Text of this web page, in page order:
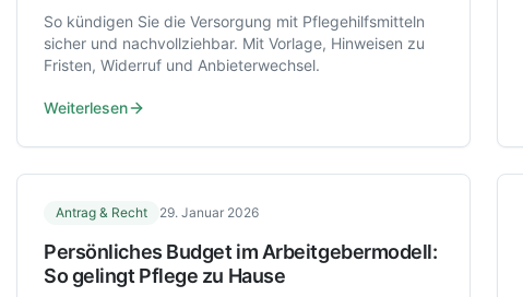
So kündigen Sie die Versorgung mit Pflegehilfsmitteln
sicher und nachvollziehbar. Mit Vorlage, Hinweisen zu
Fristen, Widerruf und Anbieterwechsel.
Weiterlesen
Antrag & Recht 29. Januar 2026
Persönliches Budget im Arbeitgebermodell:
So gelingt Pflege zu Hause